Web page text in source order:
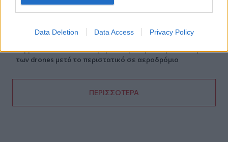
Data Deletion Data Access Privacy Policy
Φωτιά σε εγκαταστάσεις της Aramco στη Σαουδική
Γερμανία: Επεκτείνεται η έρευνα για την αντιμετώπιση
των drones μετά το περιστατικό σε αεροδρόμιο
ΠΕΡΙΣΣΟΤΕΡΑ